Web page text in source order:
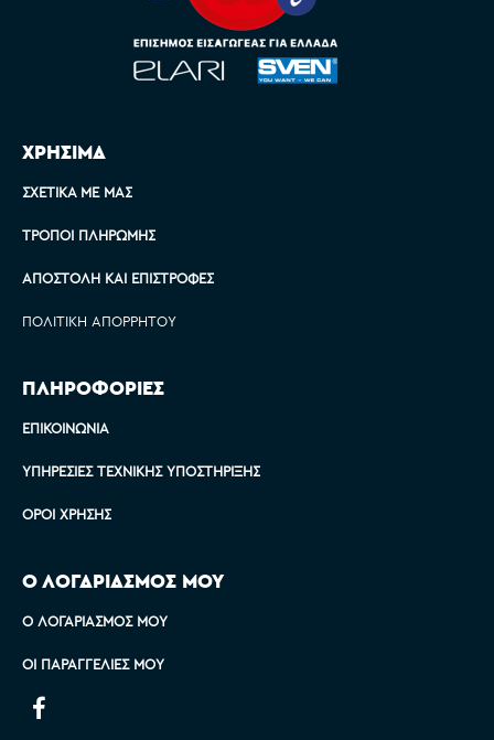
ΧΡΗΣΙΜΑ
ΣΧΕΤΙΚΆ ΜΕ ΜΑΣ
ΤΡΌΠΟΙ ΠΛΗΡΩΜΉΣ
ΑΠΟΣΤΟΛΉ ΚΑΙ ΕΠΙΣΤΡΟΦΈΣ
ΠΟΛΙΤΙΚΉ ΑΠΟΡΡΉΤΟΥ
ΠΛΗΡΟΦΟΡΙΕΣ
ΕΠΙΚΟΙΝΩΝΊΑ
ΥΠΗΡΕΣΊΕΣ ΤΕΧΝΙΚΉΣ ΥΠΟΣΤΉΡΙΞΗΣ
ΌΡΟΙ ΧΡΉΣΗΣ
Ο ΛΟΓΑΡΙΑΣΜΟΣ ΜΟΥ
Ο ΛΟΓΑΡΙΑΣΜΌΣ ΜΟΥ
ΟΙ ΠΑΡΑΓΓΕΛΊΕΣ ΜΟΥ